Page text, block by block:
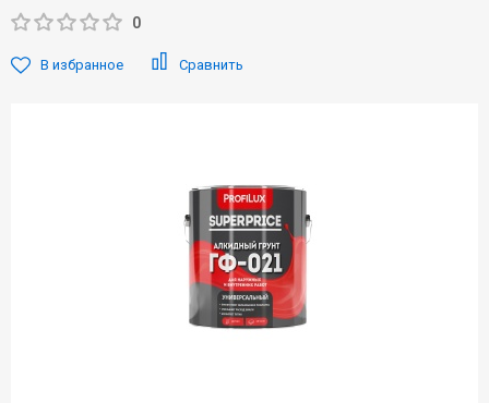
0
В избранное Сравнить